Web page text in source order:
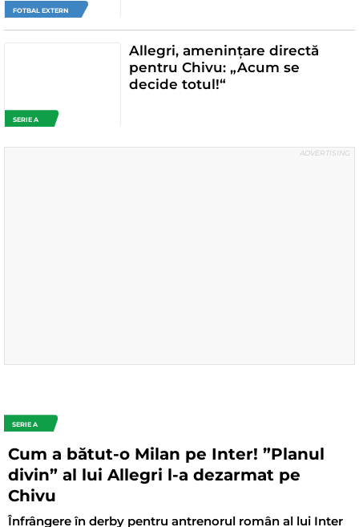
FOTBAL EXTERN
SERIE A
Allegri, amenințare directă
pentru Chivu: „Acum se
decide totul!“
SERIE A
Cum a bătut-o Milan pe Inter! ”Planul
divin” al lui Allegri l-a dezarmat pe
Chivu
Înfrângere în derby pentru antrenorul român al lui Inter